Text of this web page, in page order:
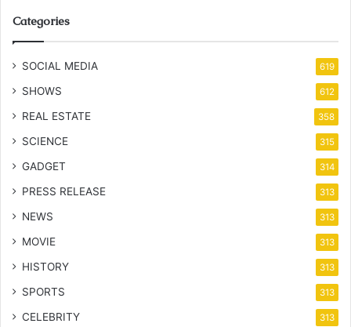
Categories
SOCIAL MEDIA 619
SHOWS 612
REAL ESTATE 358
SCIENCE 315
GADGET 314
PRESS RELEASE 313
NEWS 313
MOVIE 313
HISTORY 313
SPORTS 313
CELEBRITY 313